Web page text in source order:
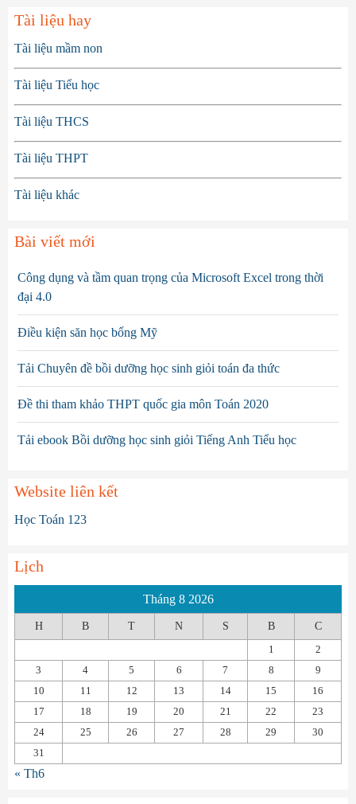
Tài liệu hay
Tài liệu mầm non
Tài liệu Tiểu học
Tài liệu THCS
Tài liệu THPT
Tài liệu khác
Bài viết mới
Công dụng và tầm quan trọng của Microsoft Excel trong thời
đại 4.0
Điều kiện săn học bổng Mỹ
Tải Chuyên đề bồi dưỡng học sinh giỏi toán đa thức
Đề thi tham khảo THPT quốc gia môn Toán 2020
Tải ebook Bồi dưỡng học sinh giỏi Tiếng Anh Tiểu học
Website liên kết
Học Toán 123
Lịch
Tháng 8 2026
H B T N S B C
1
2
3
4 5 6 7 8
9
10
11 12 13 14 15
16
17
18 19 20 21 22
23
24
25 26 27 28 29
30
31
« Th6